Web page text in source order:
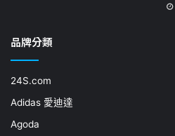
品牌分類
24S.com
Adidas 愛迪達
Agoda